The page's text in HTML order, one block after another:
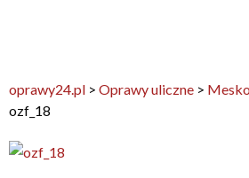
oprawy24.pl > Oprawy uliczne > Mesko
ozf_18